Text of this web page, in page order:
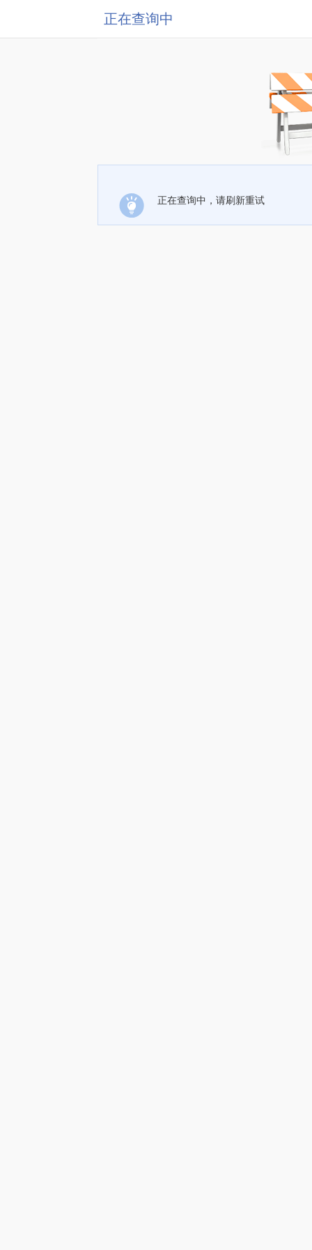
正在查询中
正在查询中，请刷新重试